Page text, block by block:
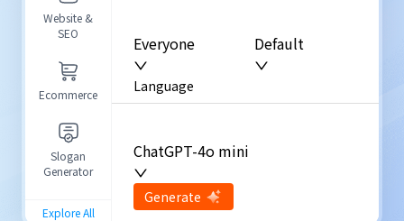
Website &
SEO
Ecommerce
Slogan
Generator
Explore All
Everyone Default
Language
Advanced Options
ChatGPT-4o mini
Generate